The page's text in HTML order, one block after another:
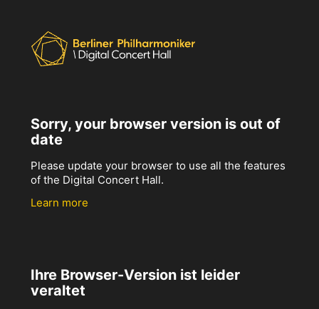
Sorry, your browser version is out of
date
Please update your browser to use all the features
of the Digital Concert Hall.
Learn more
Ihre Browser-Version ist leider
veraltet